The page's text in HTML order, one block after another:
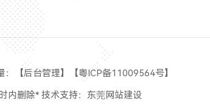
【后台管理】【粤ICP备11009564号】
删除* 技术支持： 东莞网站建设